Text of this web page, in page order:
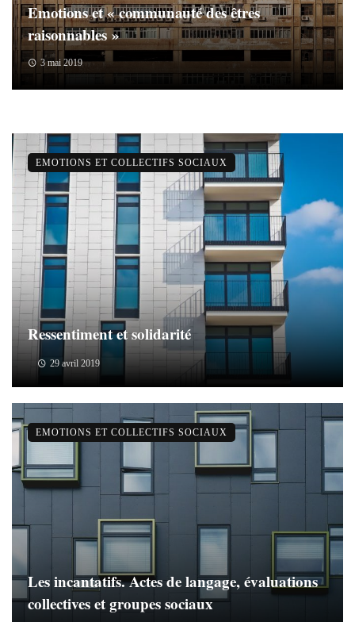
Emotions et « communauté des êtres
raisonnables »
3 mai 2019
Ressentiment et solidarité
29 avril 2019
EMOTIONS ET COLLECTIFS SOCIAUX
Les incantatifs. Actes de langage, évaluations
collectives et groupes sociaux
EMOTIONS ET COLLECTIFS SOCIAUX